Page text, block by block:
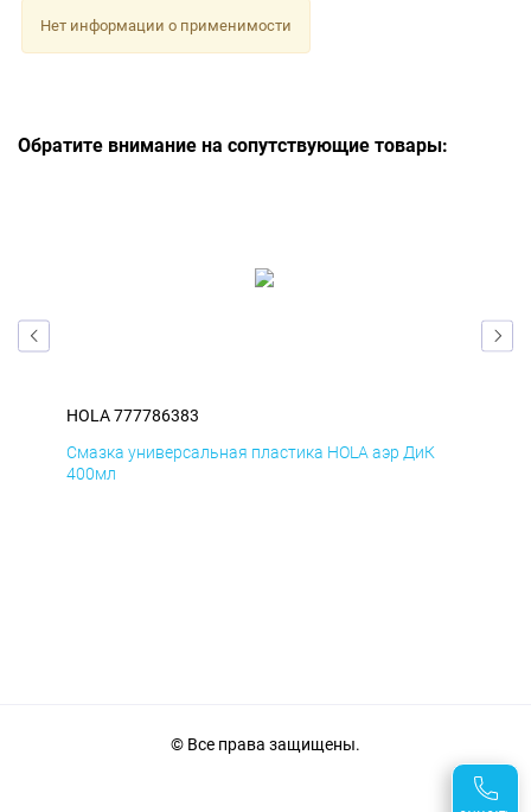
Нет информации о применимости
Обратите внимание на сопутствующие товары:
HOLA 777786383
Смазка универсальная пластика HOLA аэр ДиК
400мл
© Все права защищены.